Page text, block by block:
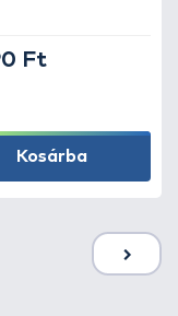
Ft
Kosárba